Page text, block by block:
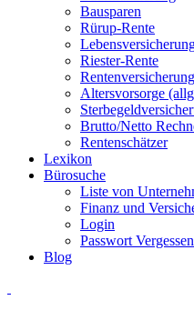
Bausparen
Rürup-Rente
Riester-Rente
Rentenversicherung
Altersvorsorge
Brutto/Netto
Rentenschätzer
Lexikon
Bürosuche
Liste von
Finanz und
Login
Passwort Vergessen
Blog